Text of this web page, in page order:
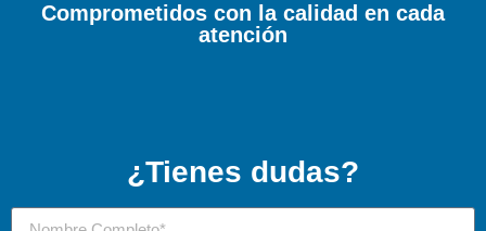
Comprometidos con la calidad en cada
atención
¿Tienes dudas?